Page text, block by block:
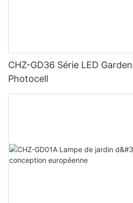
CHZ-GD36 Série LED
Photocell